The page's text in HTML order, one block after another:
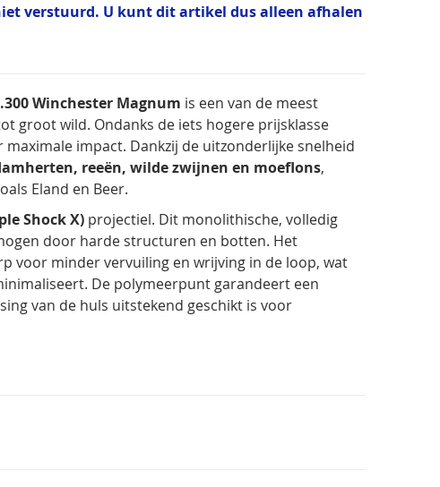
verstuurd. U kunt dit artikel dus alleen afhalen
.300 Winchester Magnum is een van de meest
groot wild. Ondanks de iets hogere prijsklasse
impact. Dankzij de uitzonderlijke snelheid
reeën, wilde zwijnen en moeflons,
Eland en Beer.
Shock X) projectiel. Dit monolithische, volledig
door harde structuren en botten. Het
voor minder vervuiling en wrijving in de loop, wat
De polymeerpunt garandeert een
van de huls uitstekend geschikt is voor